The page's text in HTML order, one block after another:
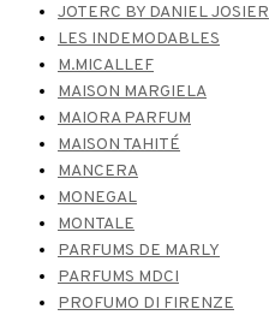
JOTERC BY DANIEL JOSIER
LES INDEMODABLES
M.MICALLEF
MAISON MARGIELA
MAIORA PARFUM
MAISON TAHITÉ
MANCERA
MONEGAL
MONTALE
PARFUMS DE MARLY
PARFUMS MDCI
PROFUMO DI FIRENZE